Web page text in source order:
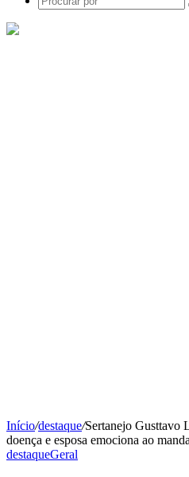
Início/destaque/Sertanejo Gusttavo
doença e esposa emociona ao
destaqueGeral